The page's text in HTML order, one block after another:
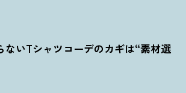
ないTシャツコーデのカギは“素材選